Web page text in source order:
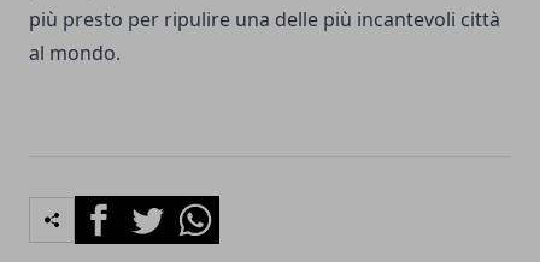
più presto per ripulire una delle più incantevoli città
al mondo.
FacebookTwitterWhatsapp